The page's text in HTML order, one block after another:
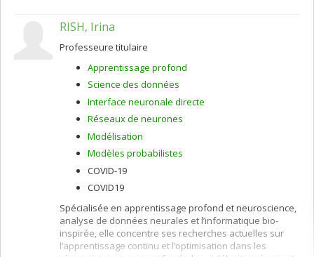
RISH, Irina
Professeure titulaire
Apprentissage profond
Science des données
Interface neuronale directe
Réseaux de neurones
Modélisation
Modèles probabilistes
COVID-19
COVID19
Spécialisée en apprentissage profond et neuroscience,
analyse de données neurales et l’informatique bio-
inspirée, elle concentre ses recherches actuelles sur
l’apprentissage continu et l’optimisation dans les